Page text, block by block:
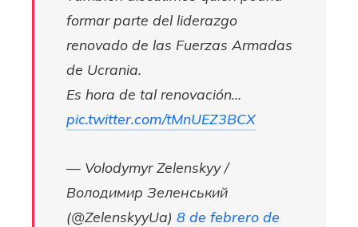
formar parte del liderazgo
renovado de las Fuerzas Armadas
de Ucrania.
Es hora de tal renovación…
pic.twitter.com/tMnUEZ3BCX
— Volodymyr Zelenskyy /
Володимир Зеленський
(@ZelenskyyUa) 8 de febrero de